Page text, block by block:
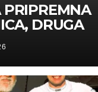
PRIPREMNA
DRUGA
ZA TIGROVE